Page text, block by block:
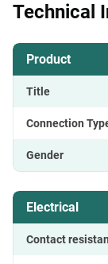
Technical
Product
Title
Connection
Gender
Electrical
Contact